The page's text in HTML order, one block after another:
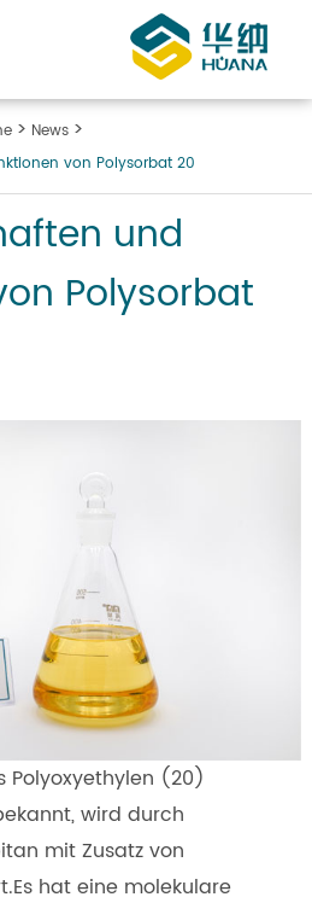
News
von Polysorbat 20
und
Polysorbat
Polyoxyethylen (20)
wird durch
mit Zusatz von
hat eine molekulare